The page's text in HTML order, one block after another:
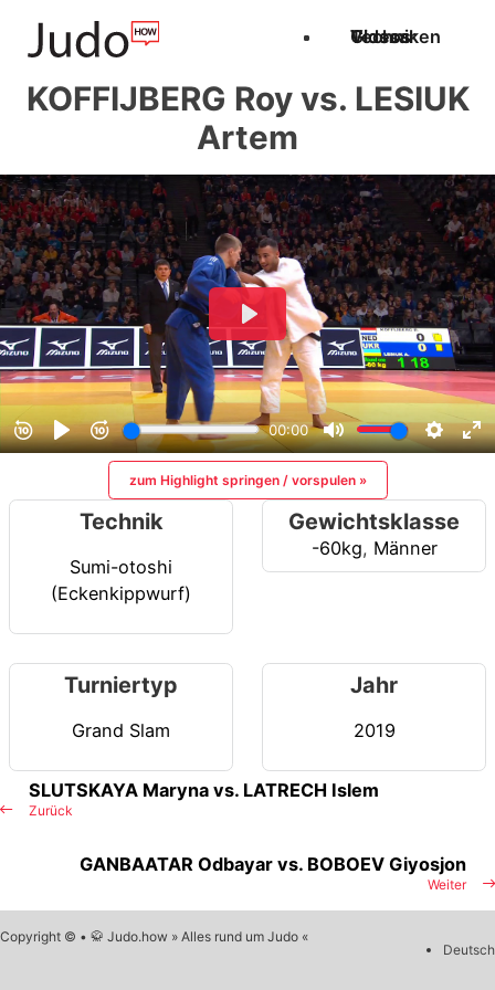
Techniken
Videos
Glossar
KOFFIJBERG Roy vs. LESIUK
Artem
zum Highlight springen / vorspulen »
Technik
Sumi-otoshi
(Eckenkippwurf)
Gewichtsklasse
-60kg, Männer
Turniertyp
Grand Slam
Jahr
2019
Zurück
SLUTSKAYA Maryna vs. LATRECH Islem
Weiter
GANBAATAR Odbayar vs. BOBOEV Giyosjon
Copyright © • 🥋 Judo.how » Alles rund um Judo «
Deutsch